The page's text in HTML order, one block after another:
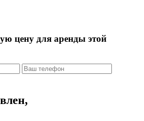
цену для аренды этой